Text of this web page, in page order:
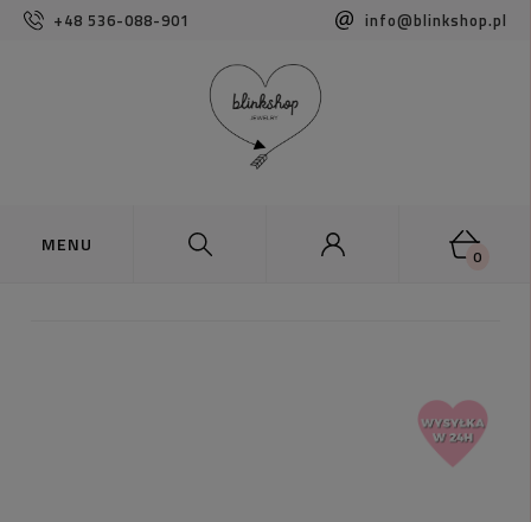
+48 536-088-901 info@blinkshop.pl
0